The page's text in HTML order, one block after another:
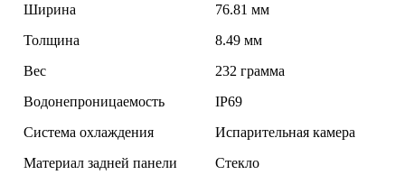
Ширина
76.81 мм
Толщина
8.49 мм
Вес
232 грамма
Водонепроницаемость
IP69
Система охлаждения
Испарительная камера
Материал задней панели
Стекло